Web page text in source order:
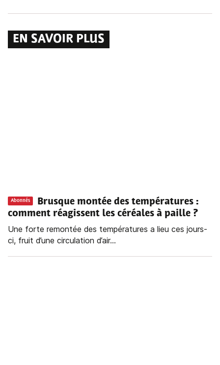
EN SAVOIR PLUS
Abonnés
Brusque montée des températures :
comment réagissent les céréales à paille ?
Une forte remontée des températures a lieu ces jours-
ci, fruit d’une circulation d’air...